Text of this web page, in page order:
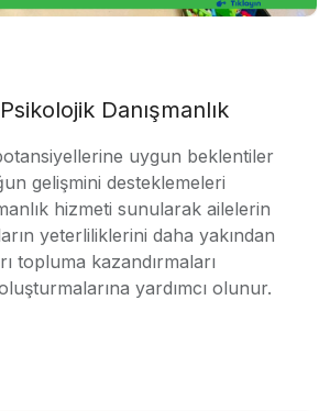
Danışmanlık
uygun beklentiler
gelişmini desteklemeleri
hizmeti sunularak ailelerin
yeterliliklerini daha yakından
topluma kazandırmaları
yardımcı olunur.